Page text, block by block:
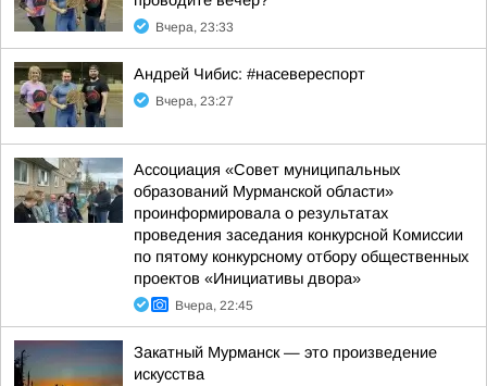
Вчера, 23:33
Андрей Чибис: #насевереспорт
Вчера, 23:27
Ассоциация «Совет муниципальных
образований Мурманской области»
проинформировала о результатах
проведения заседания конкурсной Комиссии
по пятому конкурсному отбору общественных
проектов «Инициативы двора»
Вчера, 22:45
Закатный Мурманск — это произведение
искусства